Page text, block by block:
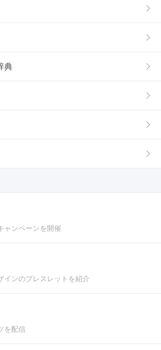
典
ャンペーンを開催
インのブレスレットを紹介
を配信